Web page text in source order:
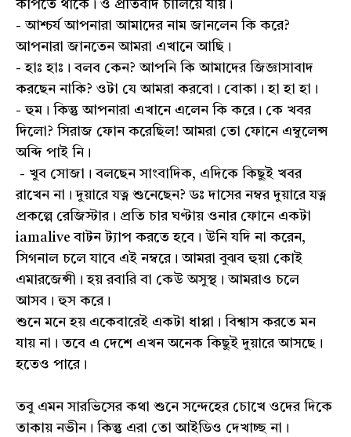
কাঁপতে থাকে। ও প্রতিবাদ চালিয়ে যায়।
- আশ্চর্য আপনারা আমাদের নাম জানলেন কি করে?
আপনারা জানতেন আমরা এখানে আছি।
- হাঃ হাঃ। বলব কেন? আপনি কি আমাদের জিজ্ঞাসাবাদ
করছেন নাকি? ওটা যে আমরা করবো। বোকা। হা হা হা।
- হুম। কিন্তু আপনারা এখানে এলেন কি করে। কে খবর
দিলো? সিরাজ ফোন করেছিল! আমরা তো ফোনে এম্বুলেন্স
অব্দি পাই নি।
- খুব সোজা। বলছেন সাংবাদিক, এদিকে কিছুই খবর
রাখেন না। দুয়ারে যত্ন শুনেছেন? ডঃ দাসের নম্বর দুয়ারে যত্ন
প্রকল্পে রেজিস্টার। প্রতি চার ঘণ্টায় ওনার ফোনে একটা
iamalive বাটন ট্যাপ করতে হবে। উনি যদি না করেন,
সিগনাল চলে যাবে এই নম্বরে। আমরা বুঝব হুয়া কোই
এমারজেন্সী। হয় রবারি বা কেউ অসুস্থ। আমরাও চলে
আসব। হুস করে।
শুনে মনে হয় একেবারেই একটা ধাপ্পা। বিশ্বাস করতে মন
যায় না। তবে এ দেশে এখন অনেক কিছুই দুয়ারে আসছে।
হতেও পারে।
তবু এমন সারভিসের কথা শুনে সন্দেহের চোখে ওদের দিকে
তাকায় নভীন। কিন্তু এরা তো আইডিও দেখাচ্ছ না।